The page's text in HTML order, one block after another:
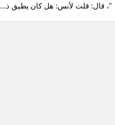
"، قال: قلت لأنس: هل كان يطيق ذ...